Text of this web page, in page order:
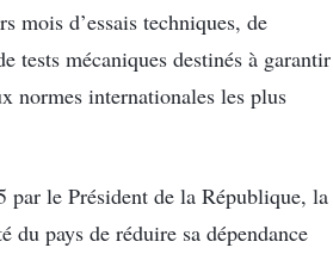
mois d’essais techniques, de
tests mécaniques destinés à garantir
normes internationales les plus
par le Président de la République, la
du pays de réduire sa dépendance